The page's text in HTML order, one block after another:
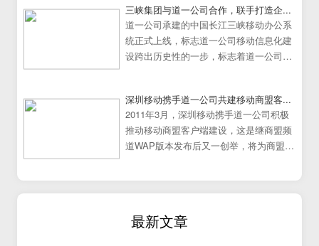
三峡集团与道一公司合作，联手打造企...
道一公司承建的中国长江三峡移动办公系
统正式上线，标志道一公司移动信息化建
设跨出历史性的一步，标志着道一公司移
深圳移动携手道一公司共建移动商盟客...
2011年3月，深圳移动携手道一公司积极
推动移动商盟客户端建设，这是继商盟频
道WAP版本发布后又一创举，将为商盟频
最新文章